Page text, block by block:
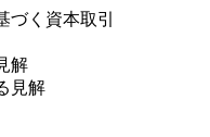
く資本取引
解
見解